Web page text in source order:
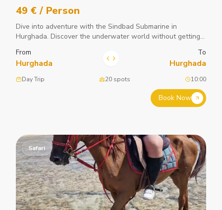
49 € / Person
Dive into adventure with the Sindbad Submarine in
Hurghada. Discover the underwater world without getting
From
Hurghada
To
Hurghada
Day Trip 20 spots 10:00
Book Now
Safari